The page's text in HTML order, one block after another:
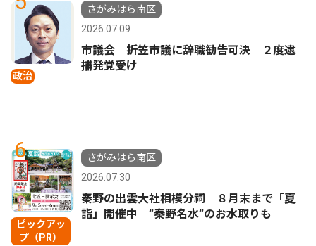
政治
さがみはら南区
2026.07.09
市議会 折笠市議に辞職勧告可決 ２度逮
捕発覚受け
6
ピックアッ
プ（PR）
さがみはら南区
2026.07.30
秦野の出雲大社相模分祠 ８月末まで「夏
詣」開催中 ”秦野名水”のお水取りも